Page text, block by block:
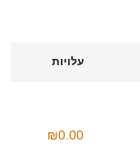
עלויות
₪0.00